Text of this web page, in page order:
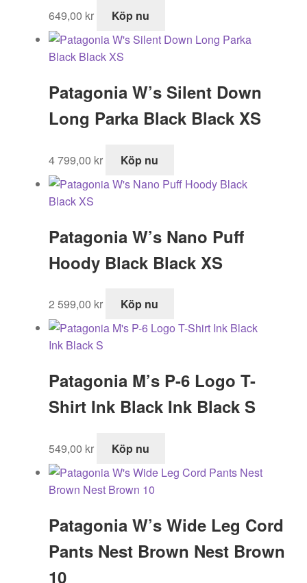
649,00 kr Köp nu
Patagonia W’s Silent Down
Long Parka Black Black XS
4 799,00 kr Köp nu
Patagonia W’s Nano Puff
Hoody Black Black XS
2 599,00 kr Köp nu
Patagonia M’s P-6 Logo T-
Shirt Ink Black Ink Black S
549,00 kr Köp nu
Patagonia W’s Wide Leg Cord
Pants Nest Brown Nest Brown
10